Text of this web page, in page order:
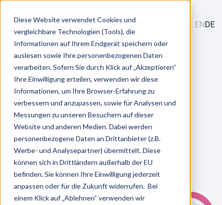
Diese Website verwendet Cookies und
vergleichbare Technologien (Tools), die
Informationen auf Ihrem Endgerät speichern oder
auslesen sowie Ihre personenbezogenen Daten
verarbeiten. Sofern Sie durch Klick auf „Akzeptieren“
Ihre Einwilligung erteilen, verwenden wir diese
Informationen, um Ihre Browser-Erfahrung zu
verbessern und anzupassen, sowie für Analysen und
Messungen zu unseren Besuchern auf dieser
Website und anderen Medien. Dabei werden
personenbezogene Daten an Drittanbieter (z.B.
Werbe- und Analysepartner) übermittelt. Diese
können sich in Drittländern außerhalb der EU
befinden. Sie können Ihre Einwilligung jederzeit
anpassen oder für die Zukunft widerrufen. Bei
einem Klick auf „Ablehnen“ verwenden wir
ENDE
Leistungen / Talent Acquisition & Entry
/ Magnetic Attraction
Coming soon!
Beratungsprodukt Magnetic Attraction